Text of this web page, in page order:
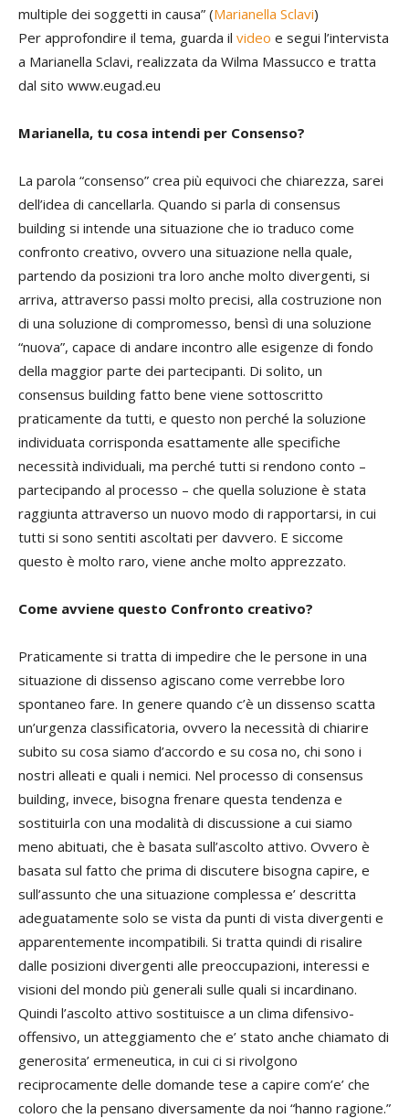
multiple dei soggetti in causa” (Marianella Sclavi)
Per approfondire il tema, guarda il video e segui l’intervista
a Marianella Sclavi, realizzata da Wilma Massucco e tratta
dal sito www.eugad.eu
Marianella, tu cosa intendi per Consenso?
La parola “consenso” crea più equivoci che chiarezza, sarei
dell’idea di cancellarla. Quando si parla di consensus
building si intende una situazione che io traduco come
confronto creativo, ovvero una situazione nella quale,
partendo da posizioni tra loro anche molto divergenti, si
arriva, attraverso passi molto precisi, alla costruzione non
di una soluzione di compromesso, bensì di una soluzione
“nuova”, capace di andare incontro alle esigenze di fondo
della maggior parte dei partecipanti. Di solito, un
consensus building fatto bene viene sottoscritto
praticamente da tutti, e questo non perché la soluzione
individuata corrisponda esattamente alle specifiche
necessità individuali, ma perché tutti si rendono conto –
partecipando al processo – che quella soluzione è stata
raggiunta attraverso un nuovo modo di rapportarsi, in cui
tutti si sono sentiti ascoltati per davvero. E siccome
questo è molto raro, viene anche molto apprezzato.
Come avviene questo Confronto creativo?
Praticamente si tratta di impedire che le persone in una
situazione di dissenso agiscano come verrebbe loro
spontaneo fare. In genere quando c’è un dissenso scatta
un’urgenza classificatoria, ovvero la necessità di chiarire
subito su cosa siamo d’accordo e su cosa no, chi sono i
nostri alleati e quali i nemici. Nel processo di consensus
building, invece, bisogna frenare questa tendenza e
sostituirla con una modalità di discussione a cui siamo
meno abituati, che è basata sull’ascolto attivo. Ovvero è
basata sul fatto che prima di discutere bisogna capire, e
sull’assunto che una situazione complessa e’ descritta
adeguatamente solo se vista da punti di vista divergenti e
apparentemente incompatibili. Si tratta quindi di risalire
dalle posizioni divergenti alle preoccupazioni, interessi e
visioni del mondo più generali sulle quali si incardinano.
Quindi l’ascolto attivo sostituisce a un clima difensivo-
offensivo, un atteggiamento che e’ stato anche chiamato di
generosita’ ermeneutica, in cui ci si rivolgono
reciprocamente delle domande tese a capire com’e’ che
coloro che la pensano diversamente da noi “hanno ragione.”